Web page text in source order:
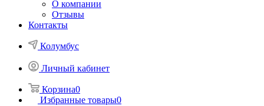
О компании
Отзывы
Контакты
Колумбус
Личный кабинет
Корзина0
Избранные товары0